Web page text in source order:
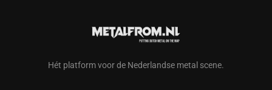
Hét platform voor de Nederlandse metal scene.